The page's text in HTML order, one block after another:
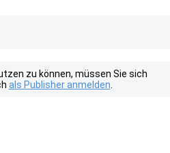
zu können, müssen Sie sich
als Publisher anmelden